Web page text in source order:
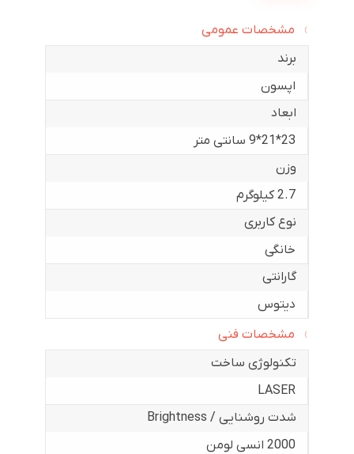
مشخصات عمومی
برند
اپسون
ابعاد
23*21*9 سانتی متر
وزن
2.7 کیلوگرم
نوع کاربری
خانگی
گارانتی
دیتوس
مشخصات فنی
تکنولوژی ساخت
LASER
شدت روشنایی / Brightness
2000 انسی لومن